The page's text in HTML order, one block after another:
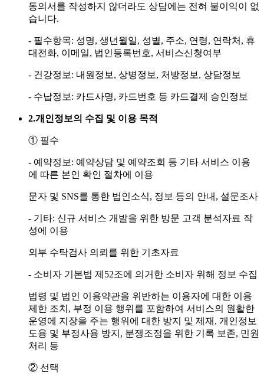
동의서를 작성하지 않더라도 상담에는 전혀 불이익이 없
습니다.
- 필수항목: 성명, 생년월일, 성별, 주소, 연령, 연락처, 휴
대전화, 이메일, 법인등록번호, 서비스신청여부
- 건강정보: 내원정보, 상병정보, 처방정보, 상담정보
- 수납정보: 카드사명, 카드번호 등 카드결제 승인정보
2.개인정보의 수집 및 이용 목적
① 필수
- 예약정보: 예약상담 및 예약조회 등 기타 서비스 이용
에 따른 본인 확인 절차에 이용
문자 및 SNS를 통한 법인소식, 정보 등의 안내, 설문조사
- 기타: 신규 서비스 개발을 위한 방문 고객 분석자료 작
성에 이용
외부 수탁검사 의뢰를 위한 기초자료
- 소비자 기본법 제52조에 의거한 소비자 위해 정보 수집
법령 및 법인 이용약관을 위반하는 이용자에 대한 이용
제한 조치, 부정 이용 행위를 포함하여 서비스의 원활한
운영에 지장을 주는 행위에 대한 방지 및 제재, 개인정보
도용 및 부정사용 방지, 분쟁조정을 위한 기록 보존, 민원
처리 등
② 선택